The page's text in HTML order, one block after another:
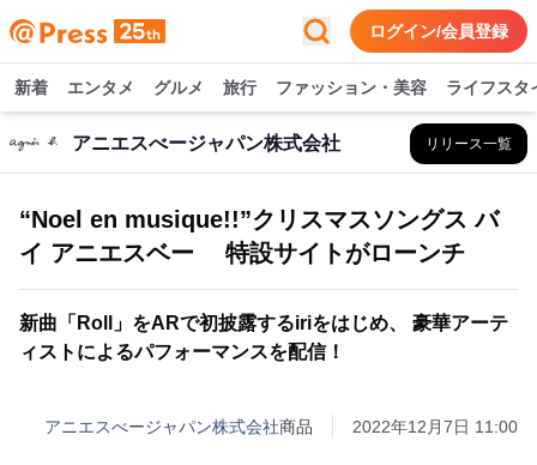
ログイン/会員登録
新着 エンタメ グルメ 旅行 ファッション・美容 ライフスタ
アニエスべージャパン株式会社 リリース一覧
“Noel en musique!!”クリスマスソングス バ
イ アニエスベー 特設サイトがローンチ
新曲「Roll」をARで初披露するiriをはじめ、 豪華アーテ
ィストによるパフォーマンスを配信！
アニエスべージャパン株式会社商品 2022年12月7日 11:00